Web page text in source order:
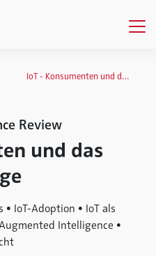
IoT - Konsumenten und das Internet der Dinge
Review
und das
• IoT-Adoption • IoT als
Intelligence •